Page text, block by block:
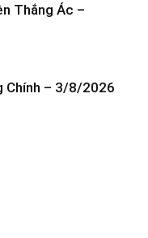
Thắng Ác –
Chính – 3/8/2026